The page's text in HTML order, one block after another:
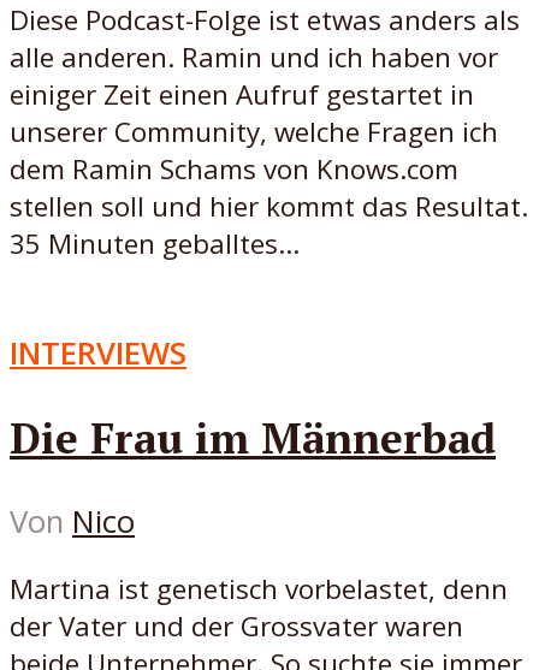
Diese Podcast-Folge ist etwas anders als
alle anderen. Ramin und ich haben vor
einiger Zeit einen Aufruf gestartet in
unserer Community, welche Fragen ich
dem Ramin Schams von Knows.com
stellen soll und hier kommt das Resultat.
35 Minuten geballtes...
INTERVIEWS
Die Frau im Männerbad
Von Nico
Martina ist genetisch vorbelastet, denn
der Vater und der Grossvater waren